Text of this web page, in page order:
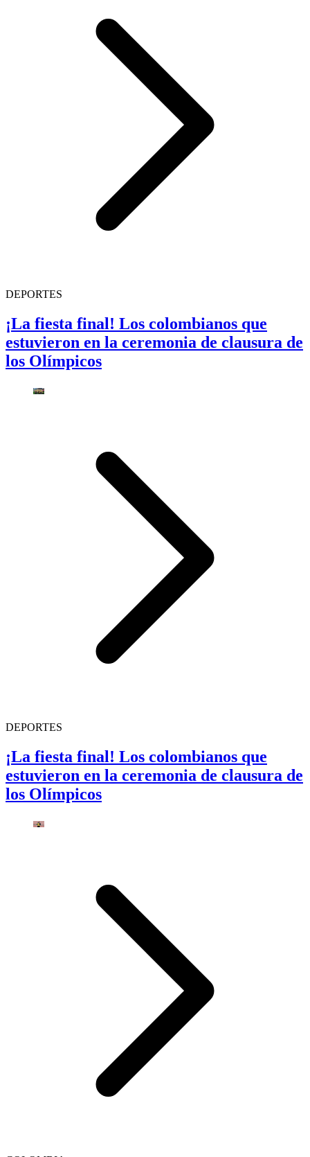
DEPORTES
¡La fiesta final! Los colombianos que
estuvieron en la ceremonia de clausura de
los Olímpicos
DEPORTES
¡La fiesta final! Los colombianos que
estuvieron en la ceremonia de clausura de
los Olímpicos